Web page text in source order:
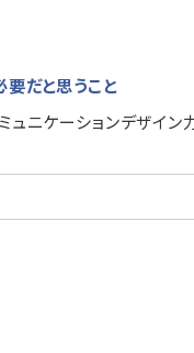
要だと思うこと
ニケーションデザイン